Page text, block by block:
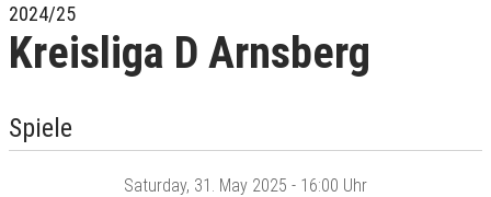
2024/25
Kreisliga D Arnsberg
Spiele
Saturday, 31. May 2025 - 16:00 Uhr